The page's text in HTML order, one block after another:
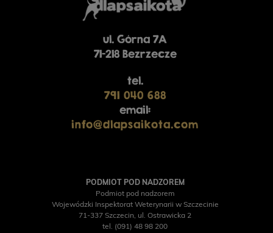
ul. Górna 7A
71-218 Bezrzecze
tel.
791 040 688
email:
info@dlapsaikota.com
PODMIOT POD NADZOREM
Podmiot pod nadzorem
Wojewódzki Inspektorat Weterynarii w Szczecinie
71-337 Szczecin, ul. Ostrawicka 2
tel. (091) 48 98 200